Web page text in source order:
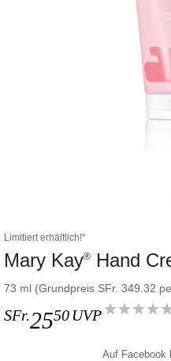
Limitiert erhältlich!*
Mary Kay® Hand
73 ml (Grundpreis SFr. 349.32
SFr.2550 UVP
Auf Facebook